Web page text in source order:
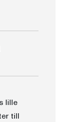
lille
till